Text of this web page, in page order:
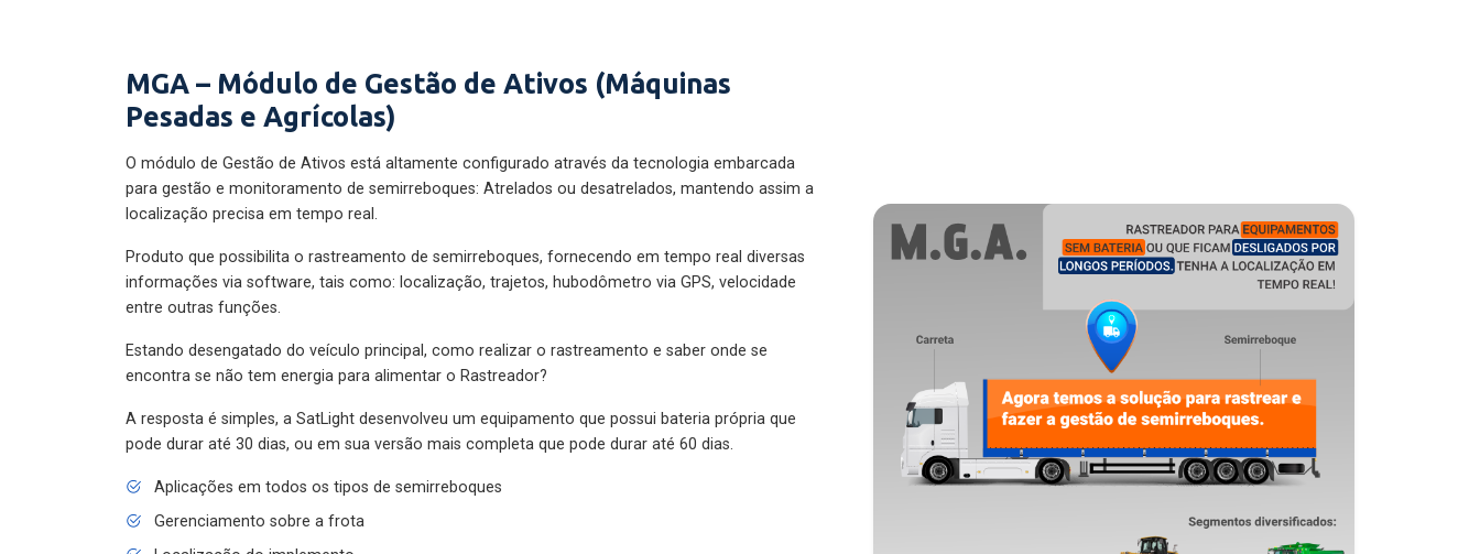
MGA – Módulo de Gestão de Ativos (Máquinas
Pesadas e Agrícolas)
O módulo de Gestão de Ativos está altamente configurado através da tecnologia embarcada
para gestão e monitoramento de semirreboques: Atrelados ou desatrelados, mantendo assim a
localização precisa em tempo real.
Produto que possibilita o rastreamento de semirreboques, fornecendo em tempo real diversas
informações via software, tais como: localização, trajetos, hubodômetro via GPS, velocidade
entre outras funções.
Estando desengatado do veículo principal, como realizar o rastreamento e saber onde se
encontra se não tem energia para alimentar o Rastreador?
A resposta é simples, a SatLight desenvolveu um equipamento que possui bateria própria que
pode durar até 30 dias, ou em sua versão mais completa que pode durar até 60 dias.
Aplicações em todos os tipos de semirreboques
Gerenciamento sobre a frota
Localização do implemento